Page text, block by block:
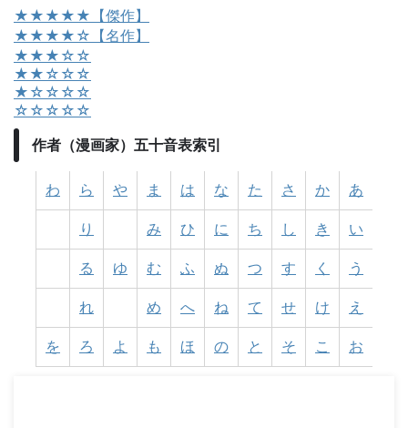
★★★★★【傑作】
★★★★☆【名作】
★★★☆☆
★★☆☆☆
★☆☆☆☆
☆☆☆☆☆
作者（漫画家）五十音表索引
わ ら や ま は な た さ か あ
り み ひ に ち し き い
る ゆ む ふ ぬ つ す く う
れ め へ ね て せ け え
を ろ よ も ほ の と そ こ お